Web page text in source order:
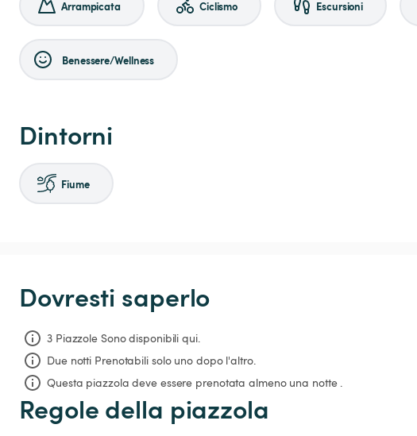
Arrampicata Ciclismo Escursioni
Benessere/Wellness
Dintorni
Fiume
Dovresti saperlo
3 Piazzole Sono disponibili qui.
Due notti Prenotabili solo uno dopo l'altro.
Questa piazzola deve essere prenotata almeno una notte .
Regole della piazzola